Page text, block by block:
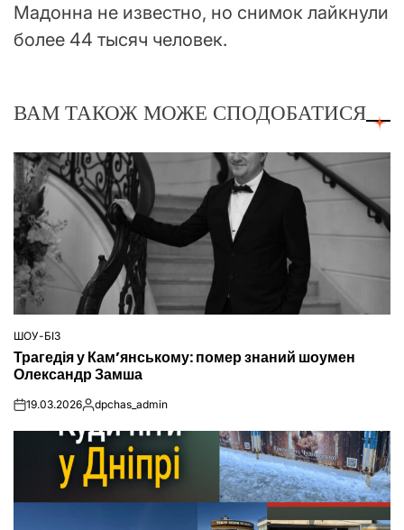
Мадонна не известно, но снимок лайкнули
более 44 тысяч человек.
ВАМ ТАКОЖ МОЖЕ СПОДОБАТИСЯ
ОПУБЛІКУВАТИ
ШОУ-БІЗ
Трагедія у Кам’янському: помер знаний шоумен
Олександр Замша
on19.03.2026Опубліковано
dpchas_admin